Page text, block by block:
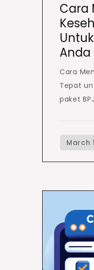
Cara
Anda
Cara
Tepat
paket